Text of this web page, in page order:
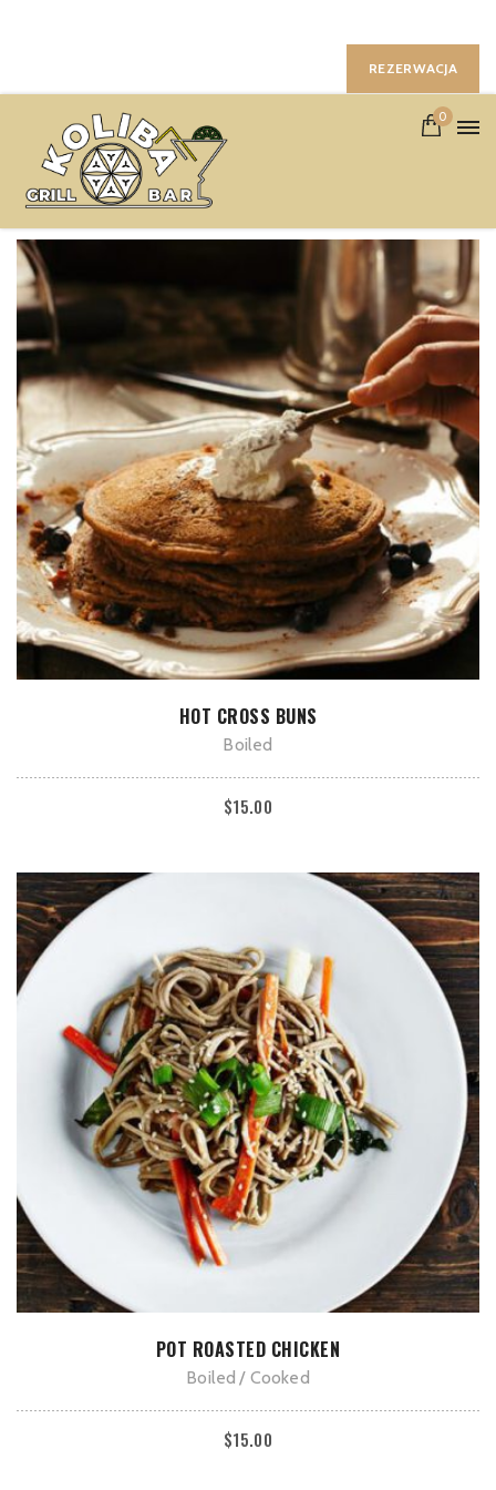
REZERWACJA
0
Показаны все (5)
В КОРЗИНУ
HOT CROSS BUNS
Boiled
$15.00
В КОРЗИНУ
POT ROASTED CHICKEN
Boiled Cooked
$15.00